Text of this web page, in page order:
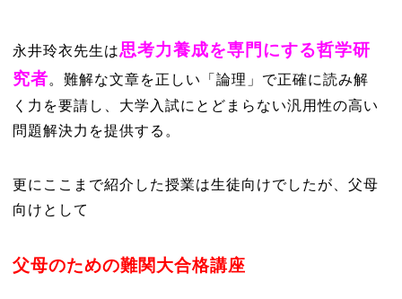
永井玲衣先生は思考力養成を専門にする哲学研
究者。難解な文章を正しい「論理」で正確に読み解
く力を要請し、大学入試にとどまらない汎用性の高い
問題解決力を提供する。
更にここまで紹介した授業は生徒向けでしたが、父母
向けとして
父母のための難関大合格講座